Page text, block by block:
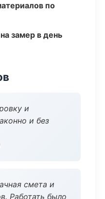
по
замер в день
и
и без
смета и
Работать было